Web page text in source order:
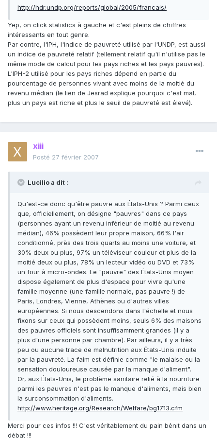
http://hdr.undp.org/reports/global/2005/francais/
Yep, on click statistics à gauche et c'est pleins de chiffres
intéressants en tout genre.
Par contre, l'IPH, l'indice de pauvreté utilisé par l'UNDP, est aussi
un indice de pauvreté relatif (tellement relatif qu'il n'utilise pas le
même mode de calcul pour les pays riches et les pays pauvres).
L'IPH-2 utilisé pour les pays riches dépend en partie du
pourcentage de personnes vivant avec moins de la moitié du
revenu médian (le lien de Jesrad explique pourquoi c'est mal,
plus un pays est riche et plus le seuil de pauvreté est élevé).
xiii
Posté 27 février 2007
Lucilio a dit :
Qu'est-ce donc qu'être pauvre aux États-Unis ? Parmi ceux
que, officiellement, on désigne "pauvres" dans ce pays
(personnes ayant un revenu inférieur de moitié au revenu
médian), 46% possèdent leur propre maison, 66% l'air
conditionné, près des trois quarts au moins une voiture, et
30% deux ou plus, 97% un téléviseur couleur et plus de la
moitié deux ou plus, 78% un lecteur vidéo ou DVD et 73%
un four à micro-ondes. Le "pauvre" des États-Unis moyen
dispose également de plus d'espace pour vivre qu'une
famille moyenne (une famille normale, pas pauvre !) de
Paris, Londres, Vienne, Athènes ou d'autres villes
européennes. Si nous descendons dans l'échelle et nous
fixons sur ceux qui possèdent moins, seuls 6% des maisons
des pauvres officiels sont insuffisamment grandes (il y a
plus d'une personne par chambre). Par ailleurs, il y a très
peu ou aucune trace de malnutrition aux États-Unis induite
par la pauvreté. La faim est définie comme "le malaise ou la
sensation douloureuse causée par la manque d'aliment".
Or, aux États-Unis, le problème sanitaire relié à la nourriture
parmi les pauvres n'est pas le manque d'aliments, mais bien
la surconsommation d'aliments.
http://www.heritage.org/Research/Welfare/bg1713.cfm
Merci pour ces infos !!! C'est véritablement du pain bénit dans un
débat !!!